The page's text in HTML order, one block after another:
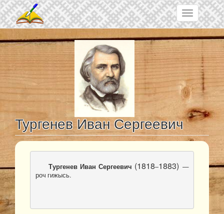
Перейти к основному содержанию
Toggle
navigation
Тургенев Иван Сергеевич
Тургенев Иван Сергеевич (1818–1883) —
роч гижысь.